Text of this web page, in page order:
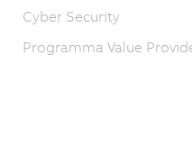
Cyber Security
Programma Value